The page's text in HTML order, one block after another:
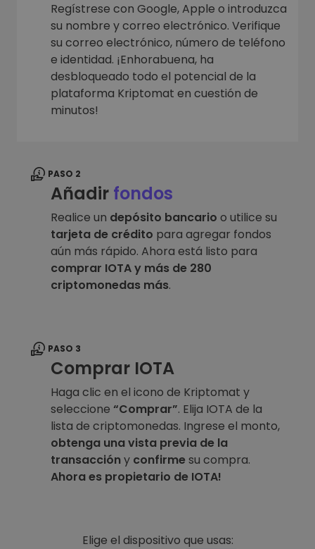
Regístrese con Google, Apple o introduzca
su nombre y correo electrónico. Verifique
su correo electrónico, número de teléfono
e identidad. ¡Enhorabuena, ha
desbloqueado todo el potencial de la
plataforma Kriptomat en cuestión de
minutos!
PASO 2
Añadir fondos
Realice un depósito bancario o utilice su
tarjeta de crédito para agregar fondos
aún más rápido. Ahora está listo para
comprar IOTA y más de 280
criptomonedas más.
PASO 3
Comprar IOTA
Haga clic en el icono de Kriptomat y
seleccione “Comprar”. Elija IOTA de la
lista de criptomonedas. Ingrese el monto,
obtenga una vista previa de la
transaccióny confirmesu compra.
Ahora es propietario de IOTA!
Elige el dispositivo que usas: